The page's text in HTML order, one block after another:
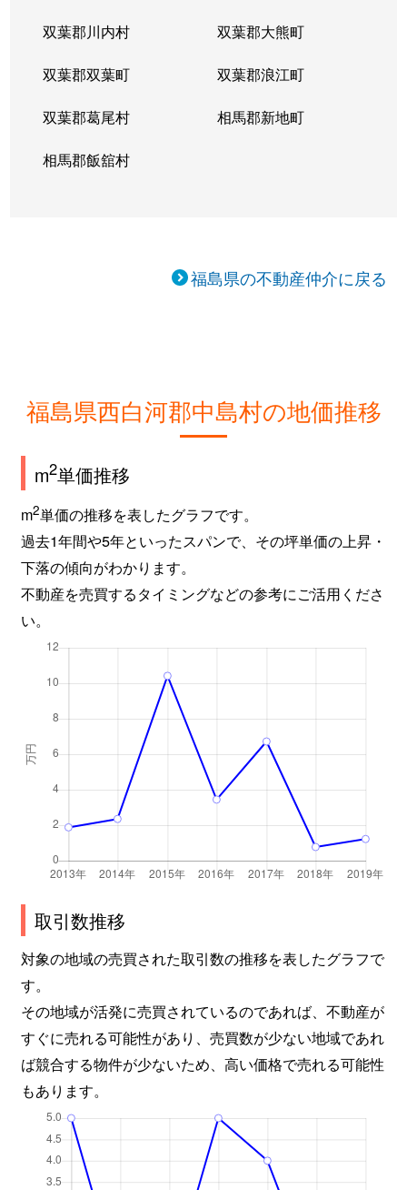
双葉郡川内村 双葉郡大熊町
双葉郡双葉町 双葉郡浪江町
双葉郡葛尾村 相馬郡新地町
相馬郡飯舘村
福島県の不動産仲介に戻る
福島県西白河郡中島村の地価推移
m2単価推移
m2単価の推移を表したグラフです。
過去1年間や5年といったスパンで、その坪単価の上昇・
下落の傾向がわかります。
不動産を売買するタイミングなどの参考にご活用くださ
い。
取引数推移
対象の地域の売買された取引数の推移を表したグラフで
す。
その地域が活発に売買されているのであれば、不動産が
すぐに売れる可能性があり、売買数が少ない地域であれ
ば競合する物件が少ないため、高い価格で売れる可能性
もあります。